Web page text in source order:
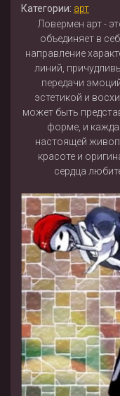
Категории: арт
Ловермен арт -
объединяет в
направление
линий,
передачи
эстетикой и
может быть
форме, и
настоящей
красоте и
сердца